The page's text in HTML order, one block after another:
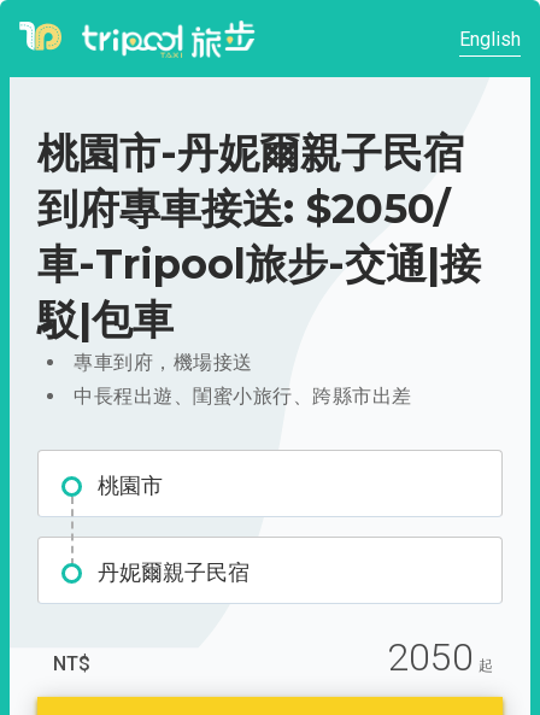
English
桃園市-丹妮爾親子民宿
到府專車接送: $2050/
車-Tripool旅步-交通|接
駁|包車
專車到府，機場接送
中長程出遊、閨蜜小旅行、跨縣市出差
桃園市
丹妮爾親子民宿
NT$ 2050 起